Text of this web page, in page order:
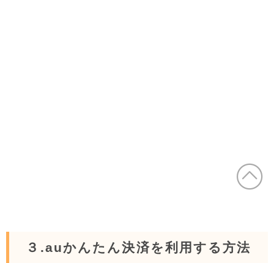
３.auかんたん決済を利用する方法